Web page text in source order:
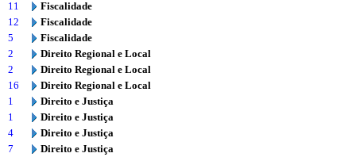
11
Fiscalidade
12
Fiscalidade
5
Fiscalidade
2
Direito Regional e Local
2
Direito Regional e Local
16
Direito Regional e Local
1
Direito e Justiça
1
Direito e Justiça
4
Direito e Justiça
7
Direito e Justiça